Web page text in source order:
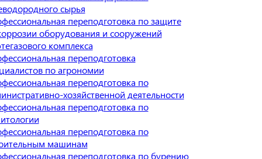
сырья
переподготовка по защите
оборудования и сооружений
комплекса
переподготовка
по агрономии
переподготовка по
хозяйственной деятельности
переподготовка по
переподготовка по
машинам
переподготовка по бурению